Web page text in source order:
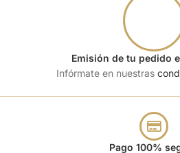
Emisión de tu pedido
Infórmate en nuestras
Pago 100%